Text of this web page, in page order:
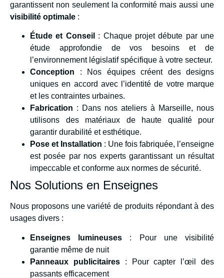
garantissent non seulement la conformité mais aussi une
visibilité optimale :
Étude et Conseil
: Chaque projet débute par une
étude approfondie de vos besoins et de
l’environnement législatif spécifique à votre secteur.
Conception : Nos équipes créent des designs
uniques en accord avec l’identité de votre marque
et les contraintes urbaines.
Fabrication : Dans nos ateliers à Marseille, nous
utilisons des matériaux de haute qualité pour
garantir durabilité et esthétique.
Pose et Installation : Une fois fabriquée, l’enseigne
est posée par nos experts garantissant un résultat
impeccable et conforme aux normes de sécurité.
Nos Solutions en Enseignes
Nous proposons une variété de produits répondant à des
usages divers :
Enseignes lumineuses : Pour une visibilité
garantie même de nuit
Panneaux publicitaires: Pour capter l’œil des
passants efficacement